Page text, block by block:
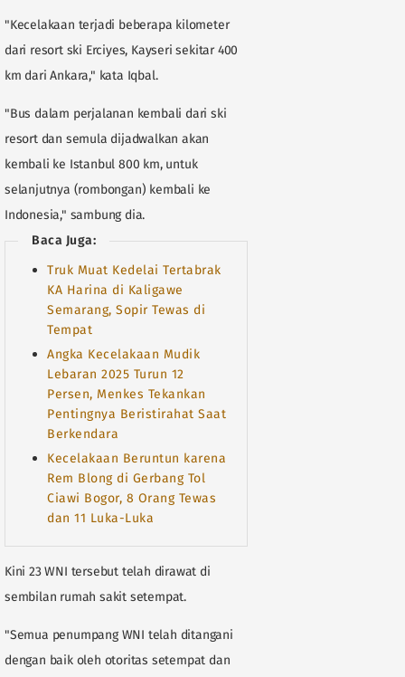
"Kecelakaan terjadi beberapa kilometer
dari resort ski Erciyes, Kayseri sekitar 400
km dari Ankara," kata Iqbal.
"Bus dalam perjalanan kembali dari ski
resort dan semula dijadwalkan akan
kembali ke Istanbul 800 km, untuk
selanjutnya (rombongan) kembali ke
Indonesia," sambung dia.
Baca Juga:
Truk Muat Kedelai Tertabrak
KA Harina di Kaligawe
Semarang, Sopir Tewas di
Tempat
Angka Kecelakaan Mudik
Lebaran 2025 Turun 12
Persen, Menkes Tekankan
Pentingnya Beristirahat Saat
Berkendara
Kecelakaan Beruntun karena
Rem Blong di Gerbang Tol
Ciawi Bogor, 8 Orang Tewas
dan 11 Luka-Luka
Kini 23 WNI tersebut telah dirawat di
sembilan rumah sakit setempat.
"Semua penumpang WNI telah ditangani
dengan baik oleh otoritas setempat dan